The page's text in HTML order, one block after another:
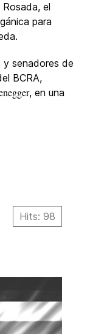
el
para
senadores de
BCRA,
, en una
Hits: 98